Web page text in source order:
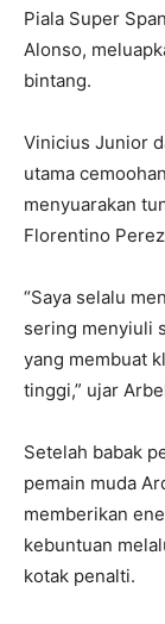
Piala Super
Alonso,
bintang.
Vinicius Junior
utama
menyuarakan
Florentino
“Saya selalu
sering menyiuli
yang membuat
tinggi,” ujar
Setelah babak
pemain muda
memberikan
kebuntuan
kotak penalti.